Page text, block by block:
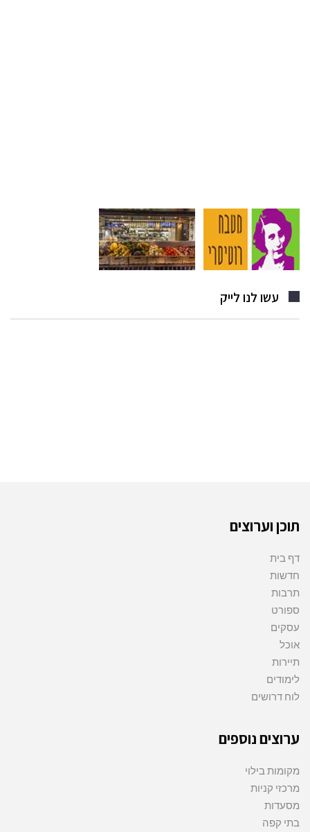
עשו לנו לייק
תוכן וערוצים
דף בית
חדשות
תרבות
ספורט
עסקים
אוכל
תיירות
לימודים
לוח דרושים
ערוצים נוספים
מקומות בילוי
מרכזי קניות
מסעדות
בתי קפה